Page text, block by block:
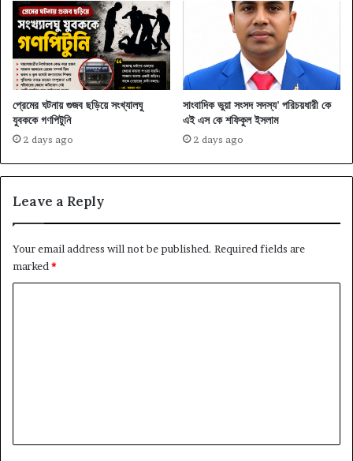
প্রেমের ঘটনায় গুজব ছড়িয়ে সংখ্যালঘু
যুবককে গণপিটুনি
2 days ago
সাংবাদিক ভুয়া সংসদ সদস্য’ পরিচয়ধারী কে
এই এস কে শফিকুল ইসলাম
2 days ago
Leave a Reply
Your email address will not be published. Required fields are
marked *